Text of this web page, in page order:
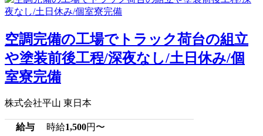
空調完備の工場でトラック荷台の組立
や塗装前後工程/深夜なし/土日休み/個
室寮完備
株式会社平山 東日本
給与 時給1,500円〜